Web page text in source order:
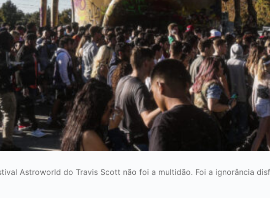
Astroworld do Travis Scott não foi a multidão. Foi a ignorância